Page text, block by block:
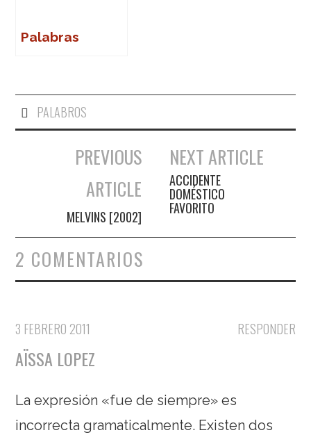
Palabras
PALABROS
Navegación de entradas
PREVIOUS
ARTICLE
MELVINS [2002]
NEXT ARTICLE
ACCIDENTE
DOMÉSTICO
FAVORITO
2 COMENTARIOS
RESPONDER
3 FEBRERO 2011
AÏSSA LOPEZ
La expresión «fue de siempre» es
incorrecta gramaticalmente. Existen dos